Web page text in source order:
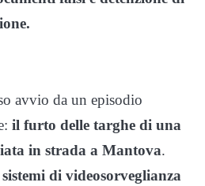
avvio da un episodio
il furto delle targhe di una
in strada a Mantova.
sistemi di videosorveglianza